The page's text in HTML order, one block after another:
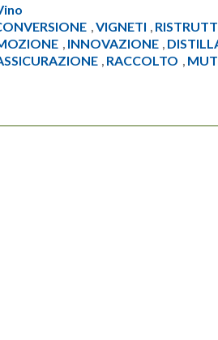
,VIGNETI ,
, INNOVAZIONE ,
, RACCOLTO ,